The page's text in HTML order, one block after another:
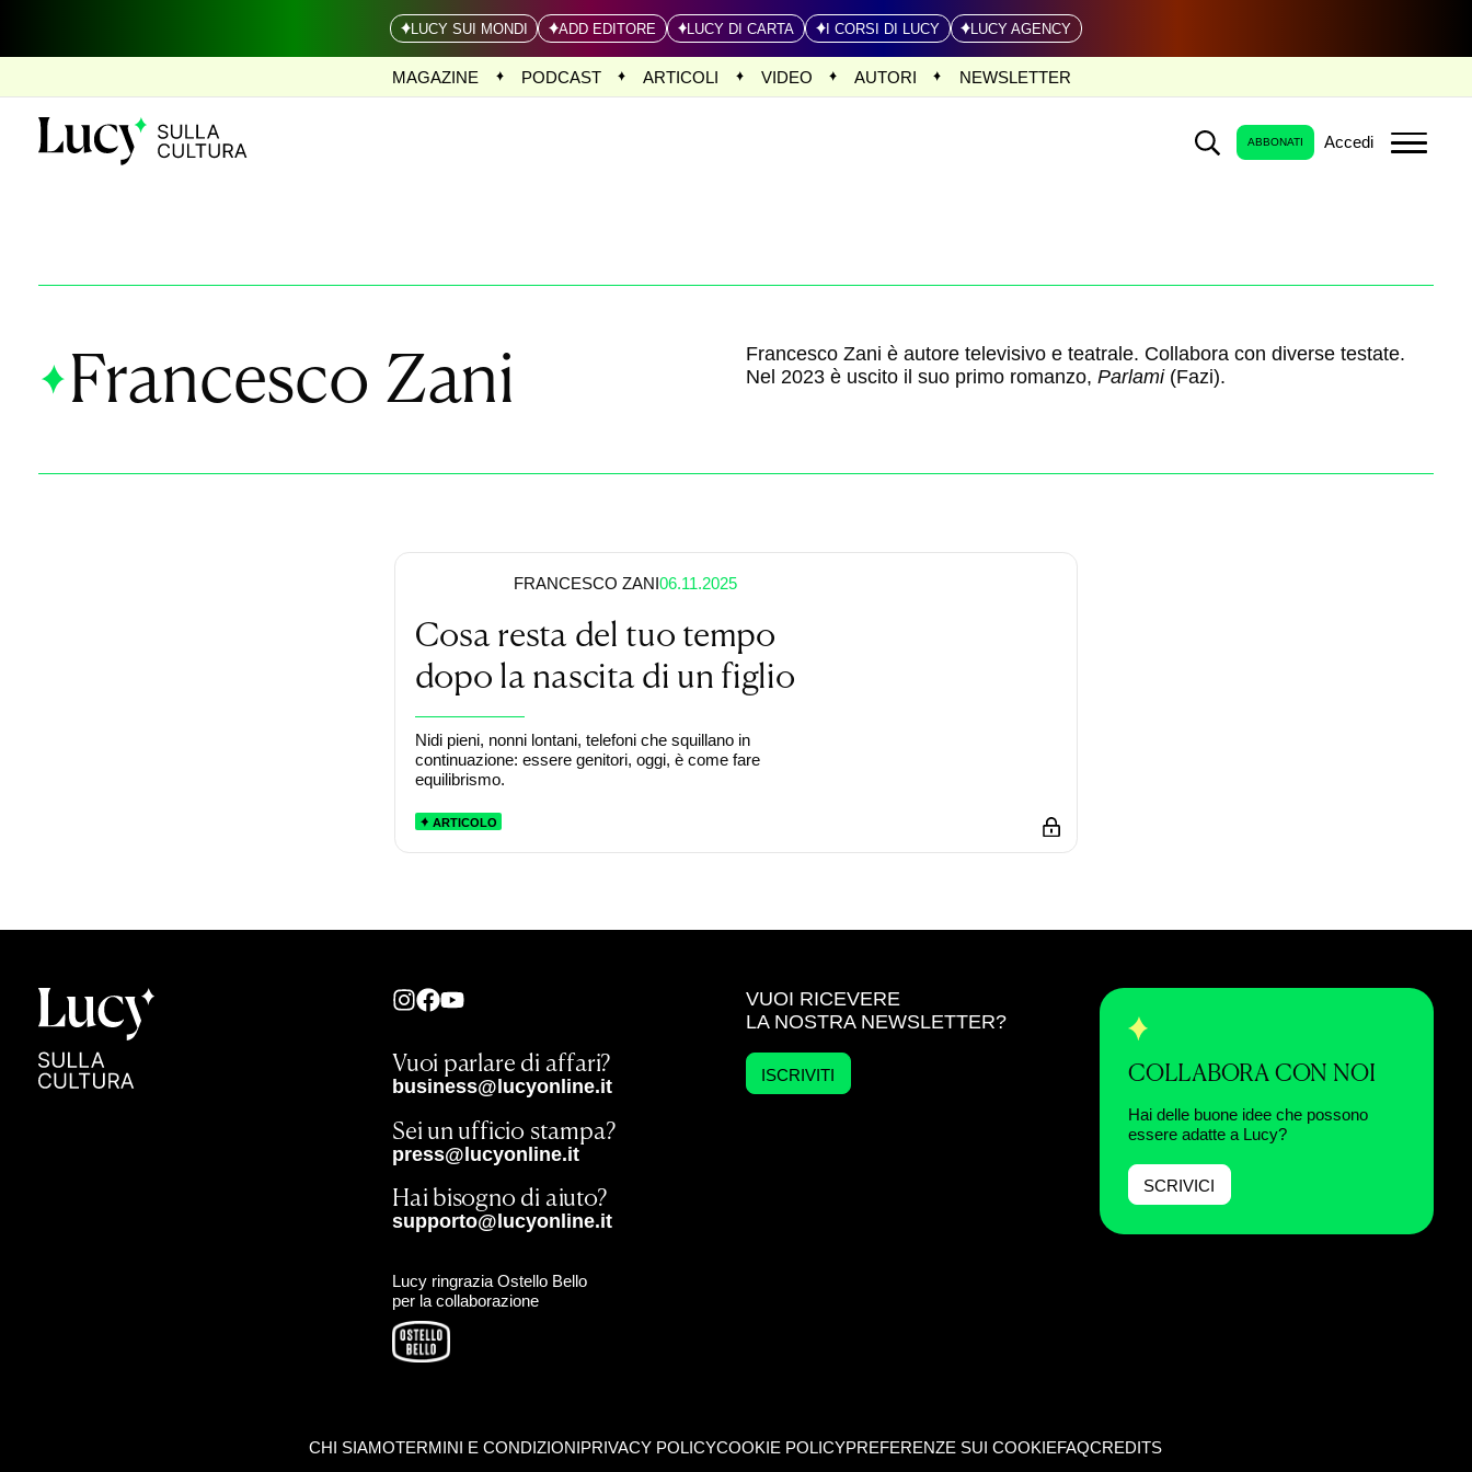
LUCY SUI MONDI ADD EDITORE LUCY DI CARTA I CORSI DI LUCY LUCY AGENCY
MAGAZINE PODCAST ARTICOLI VIDEO AUTORI NEWSLETTER
ABBONATI Accedi
Francesco Zani
Francesco Zani è autore televisivo e teatrale. Collabora con diverse testate.
Nel 2023 è uscito il suo primo romanzo, Parlami(Fazi).
FRANCESCO ZANI06.11.2025
Cosa resta del tuo tempo
dopo la nascita di un figlio
Nidi pieni, nonni lontani, telefoni che squillano in
continuazione: essere genitori, oggi, è come fare
equilibrismo.
ARTICOLO
Vuoi parlare di affari?
business@lucyonline.it
Sei un ufficio stampa?
press@lucyonline.it
Hai bisogno di aiuto?
supporto@lucyonline.it
Lucy ringrazia Ostello Bello
per la collaborazione
VUOI RICEVERE
LA NOSTRA NEWSLETTER?
ISCRIVITI COLLABORA CON NOI
Hai delle buone idee che possono
essere adatte a Lucy?
SCRIVICI
CHI SIAMOTERMINI E CONDIZIONIPRIVACY POLICYCOOKIE POLICYPREFERENZE SUI COOKIEFAQCREDITS